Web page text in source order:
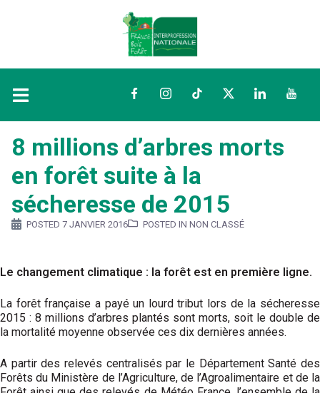
FacebookInstagramTikTokTwitterLinkedIn
8 millions d’arbres morts
en forêt suite à la
sécheresse de 2015
POSTED 7 JANVIER 2016 POSTED IN NON CLASSÉ
Le changement climatique : la forêt est en première ligne.
La forêt française a payé un lourd tribut lors de la sécheresse
2015 : 8 millions d’arbres plantés sont morts, soit le double de
la mortalité moyenne observée ces dix dernières années.
A partir des relevés centralisés par le Département Santé des
Forêts du Ministère de l’Agriculture, de l’Agroalimentaire et de la